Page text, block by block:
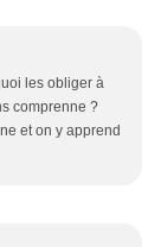
les obliger à
comprenne ?
et on y apprend